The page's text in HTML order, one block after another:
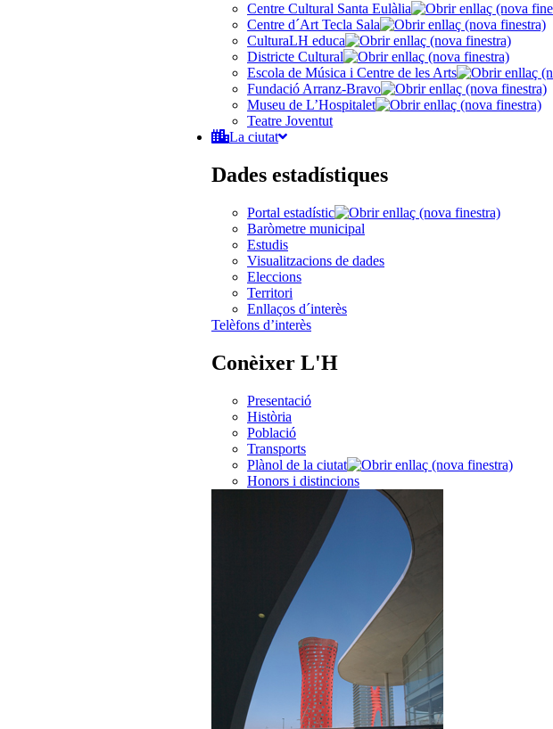
Centre Cultural Santa Eulàlia
Centre d´Art Tecla Sala
CulturaLH educa
Districte Cultural
Escola de Música i Centre de les Arts
Fundació Arranz-Bravo
Museu de L’Hospitalet
Teatre Joventut
La ciutat
Dades estadístiques
Portal estadístic
Baròmetre municipal
Estudis
Visualitzacions de dades
Eleccions
Territori
Enllaços d´interès
Telèfons d’interès
Conèixer L'H
Presentació
Història
Població
Transports
Plànol de la ciutat
Honors i distincions